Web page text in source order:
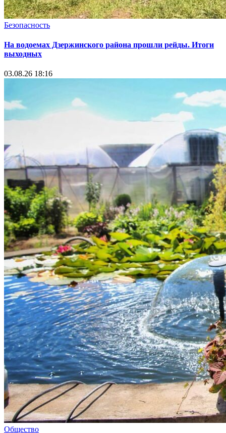
Безопасность
На водоемах Дзержинского района прошли рейды. Итоги
выходных
03.08.26 18:16
Общество